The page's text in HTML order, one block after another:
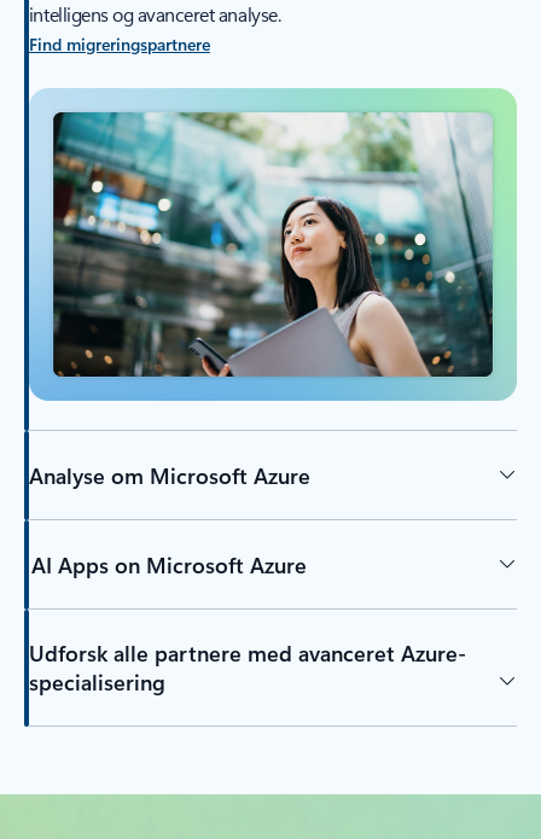
intelligens og avanceret analyse.
Find migreringspartnere
Analyse om Microsoft Azure
AI Apps on Microsoft Azure
Udforsk alle partnere med avanceret Azure-
specialisering